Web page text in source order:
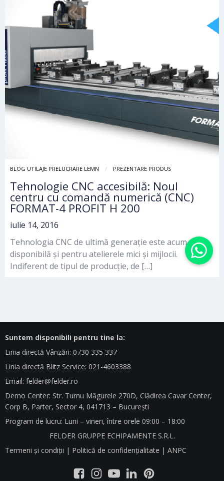
BLOG UTILAJE PRELUCRARE LEMN PREZENTARE PRODUS
Tehnologie CNC accesibilă: Noul
centru cu comandă numerică (CNC)
FORMAT-4 PROFIT H 200
iulie 14, 2016
Tehnologia CNC de ultimă generație este acum
disponibilă și pentru atelierele mici și mijlocii.
Indiferent de tipul de producție, de […]
Suntem disponibili pentru tine la:
Linia directă Vânzări: 0730 335 337
Linia directă Blitz Service: 021-4603388
Email: felder@felder.ro
Demo Center: Str. Turnu Măgurele 270D, Clădirea Cavar Center,
Corp B, Parter, Sector 4, 041713 – București
Program de lucru: Luni – vineri, între orele 09:00 – 18:00
FELDER GRUPPE ECHIPAMENTE S.R.L.
Termeni și condiții | Politică de confidențialitate | ANPC